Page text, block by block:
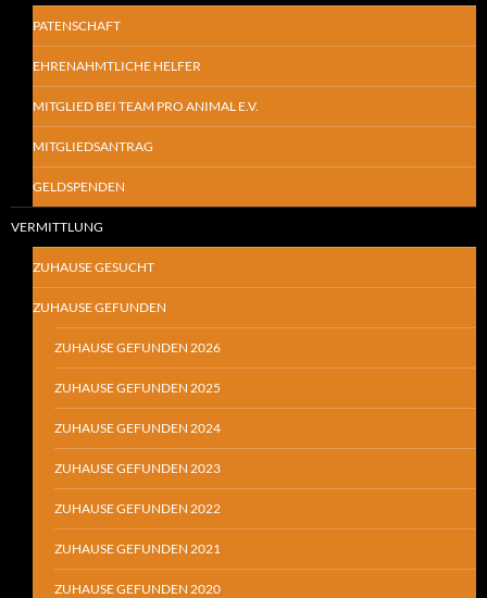
PATENSCHAFT
EHRENAHMTLICHE HELFER
MITGLIED BEI TEAM PRO ANIMAL E.V.
MITGLIEDSANTRAG
GELDSPENDEN
VERMITTLUNG
ZUHAUSE GESUCHT
ZUHAUSE GEFUNDEN
ZUHAUSE GEFUNDEN 2026
ZUHAUSE GEFUNDEN 2025
ZUHAUSE GEFUNDEN 2024
ZUHAUSE GEFUNDEN 2023
ZUHAUSE GEFUNDEN 2022
ZUHAUSE GEFUNDEN 2021
ZUHAUSE GEFUNDEN 2020